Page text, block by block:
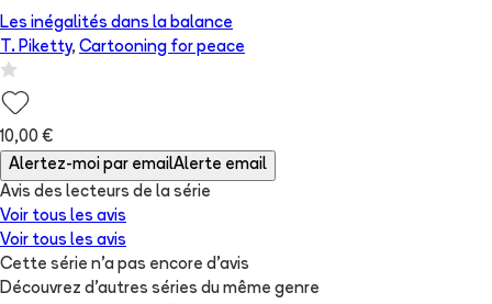
Les inégalités dans la balance
T. Piketty, Cartooning for peace
10,00 €
Alertez-moi par emailAlerte email
Avis des lecteurs de la série
Voir tous les avis
Voir tous les avis
Cette série n'a pas encore d'avis
Découvrez d'autres séries du même genre